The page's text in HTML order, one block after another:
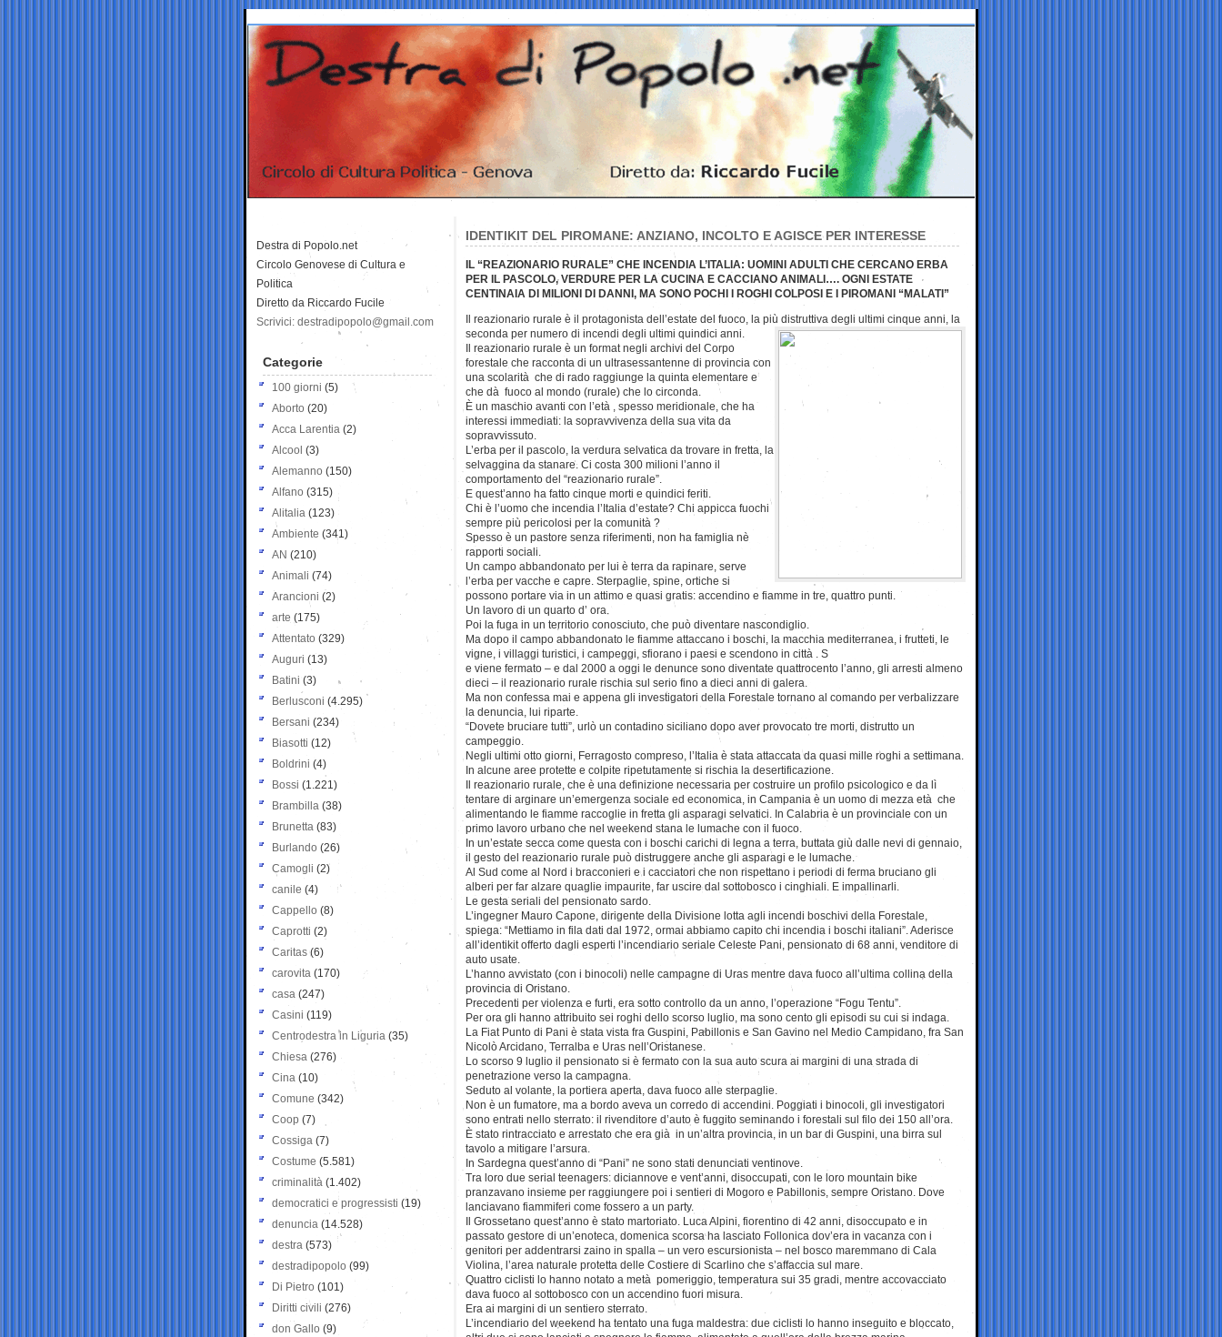
IDENTIKIT DEL PIROMANE: ANZIANO, INCOLTO E AGISCE PER INTERESSE
IL “REAZIONARIO RURALE” CHE INCENDIA L’ITALIA: UOMINI ADULTI CHE CERCANO ERBA
PER IL PASCOLO, VERDURE PER LA CUCINA E CACCIANO ANIMALI…. OGNI ESTATE
CENTINAIA DI MILIONI DI DANNI, MA SONO POCHI I ROGHI COLPOSI E I PIROMANI “MALATI”
Il reazionario rurale è il protagonista dell’estate del fuoco, la più distruttiva degli ultimi cinque anni, la
seconda per numero di incendi degli ultimi quindici anni.
Il reazionario rurale è un format negli archivi del Corpo
forestale che racconta di un ultrasessantenne di provincia con
una scolarità che di rado raggiunge la quinta elementare e
che dà fuoco al mondo (rurale) che lo circonda.
È un maschio avanti con l’età , spesso meridionale, che ha
interessi immediati: la sopravvivenza della sua vita da
sopravvissuto.
L’erba per il pascolo, la verdura selvatica da trovare in fretta, la
selvaggina da stanare. Ci costa 300 milioni l’anno il
comportamento del “reazionario rurale”.
E quest’anno ha fatto cinque morti e quindici feriti.
Chi è l’uomo che incendia l’Italia d’estate? Chi appicca fuochi
sempre più pericolosi per la comunità ?
Spesso è un pastore senza riferimenti, non ha famiglia nè
rapporti sociali.
Un campo abbandonato per lui è terra da rapinare, serve
l’erba per vacche e capre. Sterpaglie, spine, ortiche si
possono portare via in un attimo e quasi gratis: accendino e fiamme in tre, quattro punti.
Un lavoro di un quarto d’ ora.
Poi la fuga in un territorio conosciuto, che può diventare nascondiglio.
Ma dopo il campo abbandonato le fiamme attaccano i boschi, la macchia mediterranea, i frutteti, le
vigne, i villaggi turistici, i campeggi, sfiorano i paesi e scendono in città . S
e viene fermato – e dal 2000 a oggi le denunce sono diventate quattrocento l’anno, gli arresti almeno
dieci – il reazionario rurale rischia sul serio fino a dieci anni di galera.
Ma non confessa mai e appena gli investigatori della Forestale tornano al comando per verbalizzare
la denuncia, lui riparte.
“Dovete bruciare tutti”, urlò un contadino siciliano dopo aver provocato tre morti, distrutto un
campeggio.
Negli ultimi otto giorni, Ferragosto compreso, l’Italia è stata attaccata da quasi mille roghi a settimana.
In alcune aree protette e colpite ripetutamente si rischia la desertificazione.
Il reazionario rurale, che è una definizione necessaria per costruire un profilo psicologico e da lì
tentare di arginare un’emergenza sociale ed economica, in Campania è un uomo di mezza età che
alimentando le fiamme raccoglie in fretta gli asparagi selvatici. In Calabria è un provinciale con un
primo lavoro urbano che nel weekend stana le lumache con il fuoco.
In un’estate secca come questa con i boschi carichi di legna a terra, buttata giù dalle nevi di gennaio,
il gesto del reazionario rurale può distruggere anche gli asparagi e le lumache.
Al Sud come al Nord i bracconieri e i cacciatori che non rispettano i periodi di ferma bruciano gli
alberi per far alzare quaglie impaurite, far uscire dal sottobosco i cinghiali. E impallinarli.
Le gesta seriali del pensionato sardo.
L’ingegner Mauro Capone, dirigente della Divisione lotta agli incendi boschivi della Forestale,
spiega: “Mettiamo in fila dati dal 1972, ormai abbiamo capito chi incendia i boschi italiani”. Aderisce
all’identikit offerto dagli esperti l’incendiario seriale Celeste Pani, pensionato di 68 anni, venditore di
auto usate.
L’hanno avvistato (con i binocoli) nelle campagne di Uras mentre dava fuoco all’ultima collina della
provincia di Oristano.
Precedenti per violenza e furti, era sotto controllo da un anno, l’operazione “Fogu Tentu”.
Per ora gli hanno attribuito sei roghi dello scorso luglio, ma sono cento gli episodi su cui si indaga.
La Fiat Punto di Pani è stata vista fra Guspini, Pabillonis e San Gavino nel Medio Campidano, fra San
Nicolò Arcidano, Terralba e Uras nell’Oristanese.
Lo scorso 9 luglio il pensionato si è fermato con la sua auto scura ai margini di una strada di
penetrazione verso la campagna.
Seduto al volante, la portiera aperta, dava fuoco alle sterpaglie.
Non è un fumatore, ma a bordo aveva un corredo di accendini. Poggiati i binocoli, gli investigatori
sono entrati nello sterrato: il rivenditore d’auto è fuggito seminando i forestali sul filo dei 150 all’ora.
È stato rintracciato e arrestato che era già in un’altra provincia, in un bar di Guspini, una birra sul
tavolo a mitigare l’arsura.
In Sardegna quest’anno di “Pani” ne sono stati denunciati ventinove.
Tra loro due serial teenagers: diciannove e vent’anni, disoccupati, con le loro mountain bike
pranzavano insieme per raggiungere poi i sentieri di Mogoro e Pabillonis, sempre Oristano. Dove
lanciavano fiammiferi come fossero a un party.
Il Grossetano quest’anno è stato martoriato. Luca Alpini, fiorentino di 42 anni, disoccupato e in
passato gestore di un’enoteca, domenica scorsa ha lasciato Follonica dov’era in vacanza con i
genitori per addentrarsi zaino in spalla – un vero escursionista – nel bosco maremmano di Cala
Violina, l’area naturale protetta delle Costiere di Scarlino che s’affaccia sul mare.
Quattro ciclisti lo hanno notato a metà pomeriggio, temperatura sui 35 gradi, mentre accovacciato
dava fuoco al sottobosco con un accendino fuori misura.
Era ai margini di un sentiero sterrato.
L’incendiario del weekend ha tentato una fuga maldestra: due ciclisti lo hanno inseguito e bloccato,
Destra di Popolo.net
Circolo Genovese di Cultura e
Politica
Diretto da Riccardo Fucile
Scrivici: destradipopolo@gmail.com
Categorie
100 giorni (5)
Aborto (20)
Acca Larentia (2)
Alcool (3)
Alemanno (150)
Alfano (315)
Alitalia (123)
Ambiente (341)
AN (210)
Animali (74)
Arancioni (2)
arte (175)
Attentato (329)
Auguri (13)
Batini (3)
Berlusconi (4.295)
Bersani (234)
Biasotti (12)
Boldrini (4)
Bossi (1.221)
Brambilla (38)
Brunetta (83)
Burlando (26)
Camogli (2)
canile (4)
Cappello (8)
Caprotti (2)
Caritas (6)
carovita (170)
casa (247)
Casini (119)
Centrodestra in Liguria (35)
Chiesa (276)
Cina (10)
Comune (342)
Coop (7)
Cossiga (7)
Costume (5.581)
criminalità (1.402)
democratici e progressisti (19)
denuncia (14.528)
destra (573)
destradipopolo (99)
Di Pietro (101)
Diritti civili (276)
don Gallo (9)